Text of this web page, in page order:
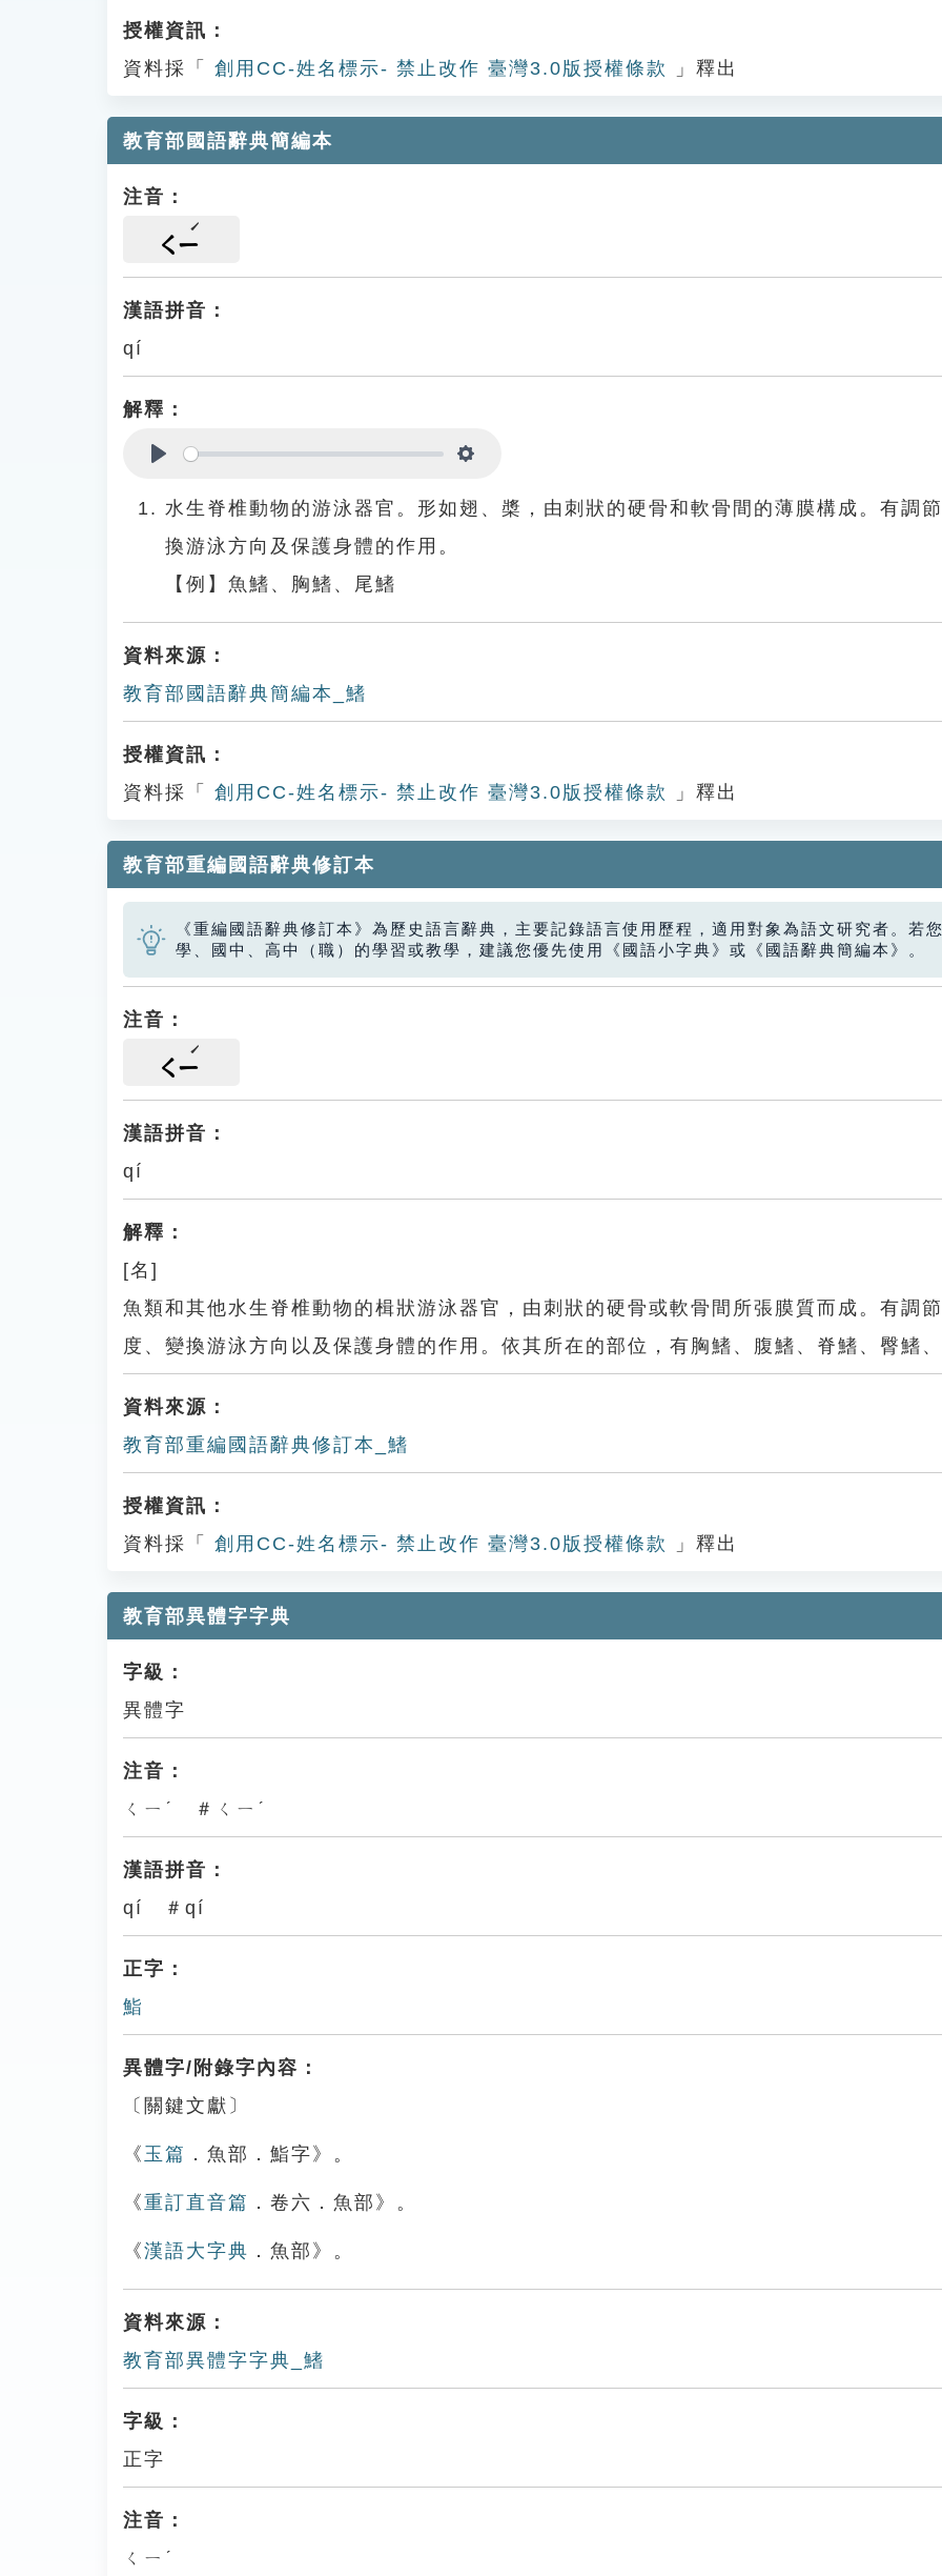
授權資訊：
資料採「
創用CC-姓名標示- 禁止改作 臺灣3.0版授權條款 」釋出
教育部國語辭典簡編本
注音：
ㄑㄧ
漢語拼音：
qí
解釋：
水生脊椎動物的游泳器官。形如翅、槳，由刺狀的硬骨和軟骨間的薄膜構成。有調
換游泳方向及保護身體的作用。
【例】魚鰭、胸鰭、尾鰭
資料來源：
教育部國語辭典簡編本_鰭
授權資訊：
資料採「
創用CC-姓名標示- 禁止改作 臺灣3.0版授權條款 」釋出
教育部重編國語辭典修訂本
《重編國語辭典修訂本》為歷史語言辭典，主要記錄語言使用歷程，適用對象為語文研究者。若
學、國中、高中（職）的學習或教學，建議您優先使用《國語小字典》或《國語辭典簡編本》。
注音：
ㄑㄧ
漢語拼音：
qí
解釋：
[名]
魚類和其他水生脊椎動物的楫狀游泳器官，由刺狀的硬骨或軟骨間所張膜質而成。有調
度、變換游泳方向以及保護身體的作用。依其所在的部位，有胸鰭、腹鰭、脊鰭、臀鰭
資料來源：
教育部重編國語辭典修訂本_鰭
授權資訊：
資料採「
創用CC-姓名標示- 禁止改作 臺灣3.0版授權條款 」釋出
教育部異體字字典
字級：
異體字
注音：
ㄑㄧˊ ＃ㄑㄧˊ
漢語拼音：
qí ＃qí
正字：
鮨
異體字/附錄字內容：
〔關鍵文獻〕
《 玉篇 ．魚部．鮨字》。
《重訂直音篇 ．卷六．魚部》。
《漢語大字典 ．魚部》。
資料來源：
教育部異體字字典_鰭
字級：
正字
注音：
ㄑㄧˊ